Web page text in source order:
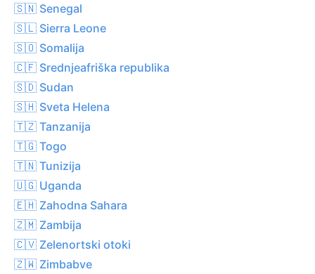
🇸🇳 Senegal
🇸🇱 Sierra Leone
🇸🇴 Somalija
🇨🇫 Srednjeafriška republika
🇸🇩 Sudan
🇸🇭 Sveta Helena
🇹🇿 Tanzanija
🇹🇬 Togo
🇹🇳 Tunizija
🇺🇬 Uganda
🇪🇭 Zahodna Sahara
🇿🇲 Zambija
🇨🇻 Zelenortski otoki
🇿🇼 Zimbabve